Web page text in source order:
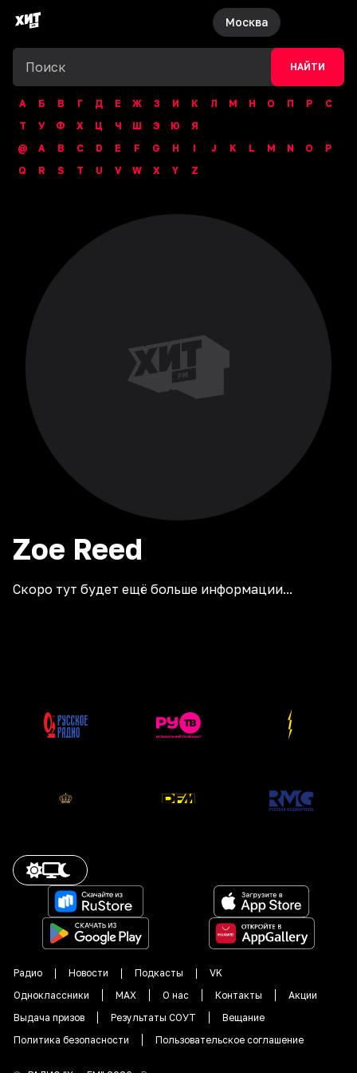
Москва
НАЙТИ
А Б В Г Д Е Ж З И К Л М Н О П Р
С
Т
У Ф Х Ц Ч Ш Э Ю
Я
@
A B C D E F G H I J K L M N O
P
Q
R S T U V W X Y Z
Zoe Reed
Скоро тут будет ещё больше информации...
Радио Новости Подкасты
VK
Одноклассники
MAX О нас Контакты
Акции
Выдача призов
Результаты СОУТ
Вещание
Политика безопасности
Пользовательское соглашение